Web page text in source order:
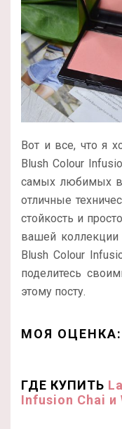
Вот и все, что я
Blush Colour
самых любимых в
отличные
стойкость и
вашей коллекции
Blush Colour
поделитесь
этому посту.
МОЯ ОЦЕНКА:
ГДЕ КУПИТЬ
Infusion Chai и